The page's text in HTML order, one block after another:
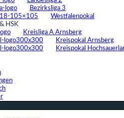
Bezirksliga 3
Westfalenpokal
HSK
Kreisliga A Arnsberg
Kreispokal Arnsberg
Kreispokal